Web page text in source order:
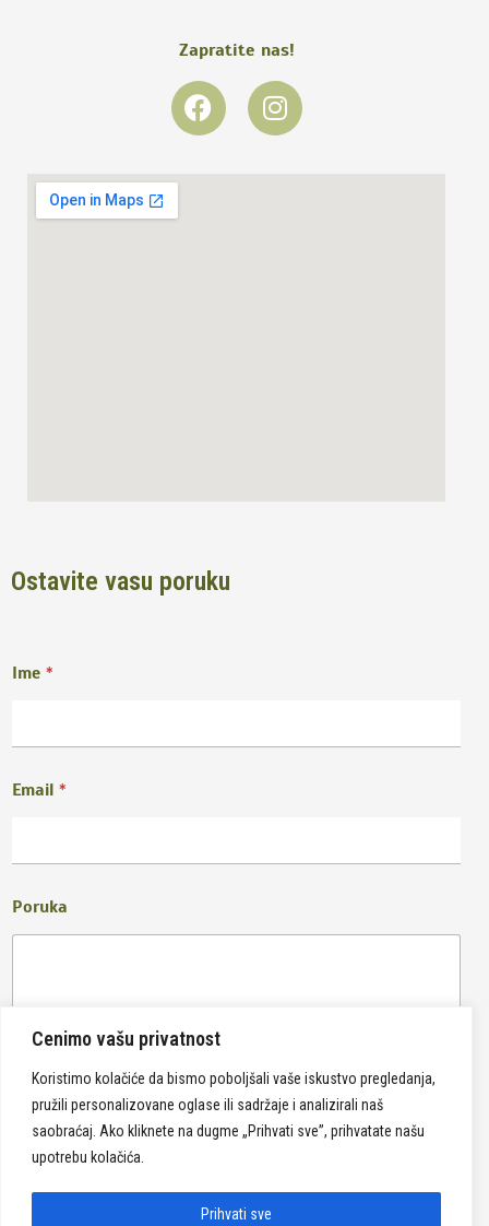
Cenimo vašu privatnost
Koristimo kolačiće da bismo poboljšali vaše iskustvo pregledanja,
pružili personalizovane oglase ili sadržaje i analizirali naš
saobraćaj. Ako kliknete na dugme „Prihvati sve”, prihvatate našu
upotrebu kolačića.
Prihvati sve
Zapratite nas!
F
a
I
n
Ostavite vasu poruku
Ime *
Email *
Poruka
Pošalji